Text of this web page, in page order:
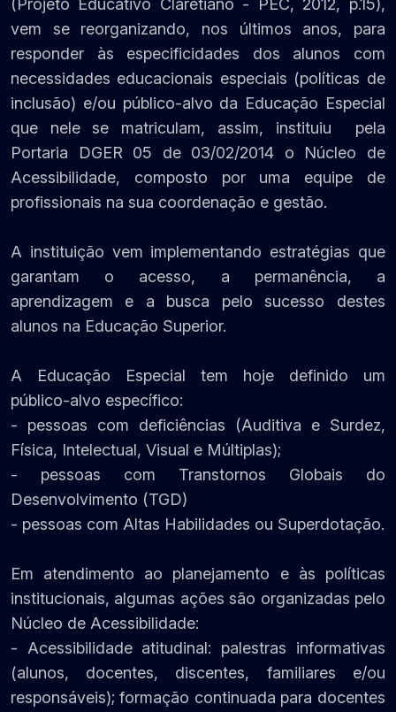
(Projeto Educativo Claretiano - PEC, 2012, p.15),
vem se reorganizando, nos últimos anos, para
responder às especificidades dos alunos com
necessidades educacionais especiais (políticas de
inclusão) e/ou público-alvo da Educação Especial
que nele se matriculam, assim, instituiu pela
Portaria DGER 05 de 03/02/2014 o Núcleo de
Acessibilidade, composto por uma equipe de
profissionais na sua coordenação e gestão.
A instituição vem implementando estratégias que
garantam o acesso, a permanência, a
aprendizagem e a busca pelo sucesso destes
alunos na Educação Superior.
A Educação Especial tem hoje definido um
público-alvo específico:
- pessoas com deficiências (Auditiva e Surdez,
Física, Intelectual, Visual e Múltiplas);
- pessoas com Transtornos Globais do
Desenvolvimento (TGD)
- pessoas com Altas Habilidades ou Superdotação.
Em atendimento ao planejamento e às políticas
institucionais, algumas ações são organizadas pelo
Núcleo de Acessibilidade:
- Acessibilidade atitudinal: palestras informativas
(alunos, docentes, discentes, familiares e/ou
responsáveis); formação continuada para docentes